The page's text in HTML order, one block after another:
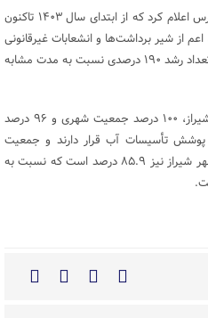
چندی پیش هم مدیرعامل شرکت آبفا فارس اعلام کرد که از ابتدای سال ۱۴۰۳ تاکنون
غیر مجاز، اعم از شیر برداشت‌ها و انشعابات غیرقانونی
آب و فاضلاب، اعمال قانون شده که این تعداد رشد ۱۹۰ درصدی نسبت به مدت مشابه
طبق اعلام روابط عمومی آب و فاضلاب شیراز، ۱۰۰ درصد جمعیت شهری و ۹۶ درصد
تأسیسات آب قرار دارند و جمعیت
تحت پوشش تأسیسات فاضلاب در کلانشهر شیراز نیز ۸۵.۹ درصد است که نسبت به